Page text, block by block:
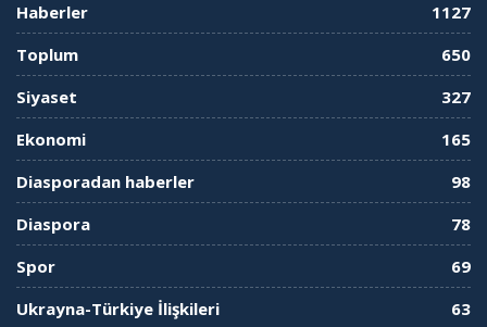
Haberler
1127
Toplum
650
Siyaset
327
Ekonomi
165
Diasporadan haberler
98
Diaspora
78
Spor
69
Ukrayna-Türkiye İlişkileri
63